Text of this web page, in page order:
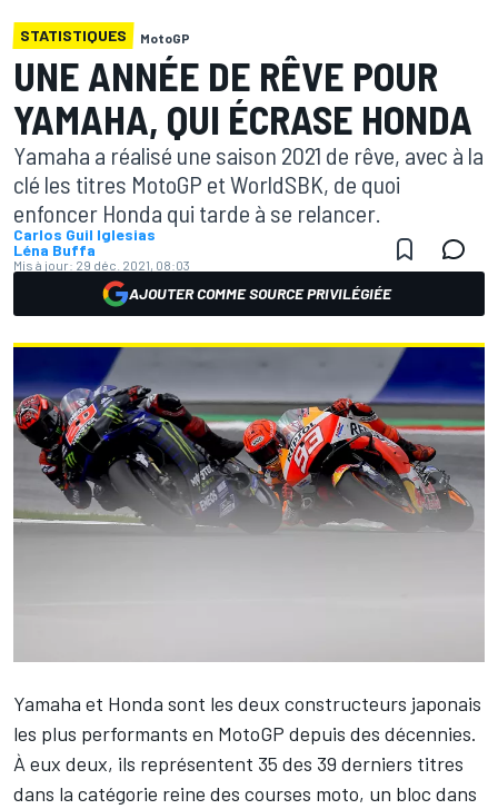
STATISTIQUES MotoGP
UNE ANNÉE DE RÊVE POUR
YAMAHA, QUI ÉCRASE HONDA
Yamaha a réalisé une saison 2021 de rêve, avec à la
clé les titres MotoGP et WorldSBK, de quoi
enfoncer Honda qui tarde à se relancer.
Carlos Guil Iglesias
Léna Buffa
Mis à jour: 29 déc. 2021, 08:03
AJOUTER COMME SOURCE PRIVILÉGIÉE
Yamaha et Honda sont les deux constructeurs japonais
les plus performants en MotoGP depuis des décennies.
À eux deux, ils représentent 35 des 39 derniers titres
dans la catégorie reine des courses moto, un bloc dans